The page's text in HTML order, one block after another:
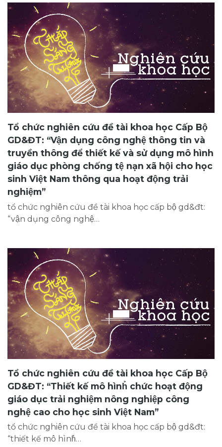
Tổ chức nghiên cứu đề tài khoa học Cấp Bộ
GD&ĐT: “Vận dụng công nghệ thông tin và
truyền thông để thiết kế và sử dụng mô hình
giáo dục phòng chống tệ nạn xã hội cho học
sinh Việt Nam thông qua hoạt động trải
nghiệm”
tổ chức nghiên cứu đề tài khoa học cấp bộ gd&đt:
“vận dụng công nghệ…
Tổ chức nghiên cứu đề tài khoa học Cấp Bộ
GD&ĐT: “Thiết kế mô hình̉ chức hoạt động
giáo dục trải nghiệm nông nghiệp công
nghệ cao cho học sinh Việt Nam”
tổ chức nghiên cứu đề tài khoa học cấp bộ gd&đt:
“thiết kế mô hình̉…